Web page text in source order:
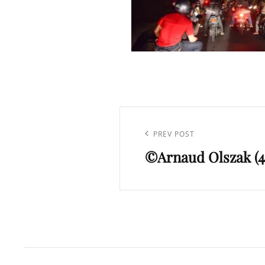
l’article
Previous
Post
PREV POST
©Arnaud Olszak